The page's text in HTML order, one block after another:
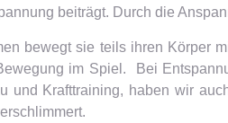
beiträgt. Durch die
bewegt sie teils ihren Körper
im Spiel. Bei
und Krafttraining, haben wir